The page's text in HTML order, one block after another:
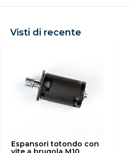
Visti di recente
Espansori totondo con